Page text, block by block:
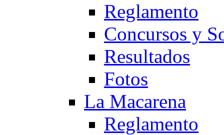
Reglamento
Concursos y
Resultados
Fotos
La Macarena
Reglamento